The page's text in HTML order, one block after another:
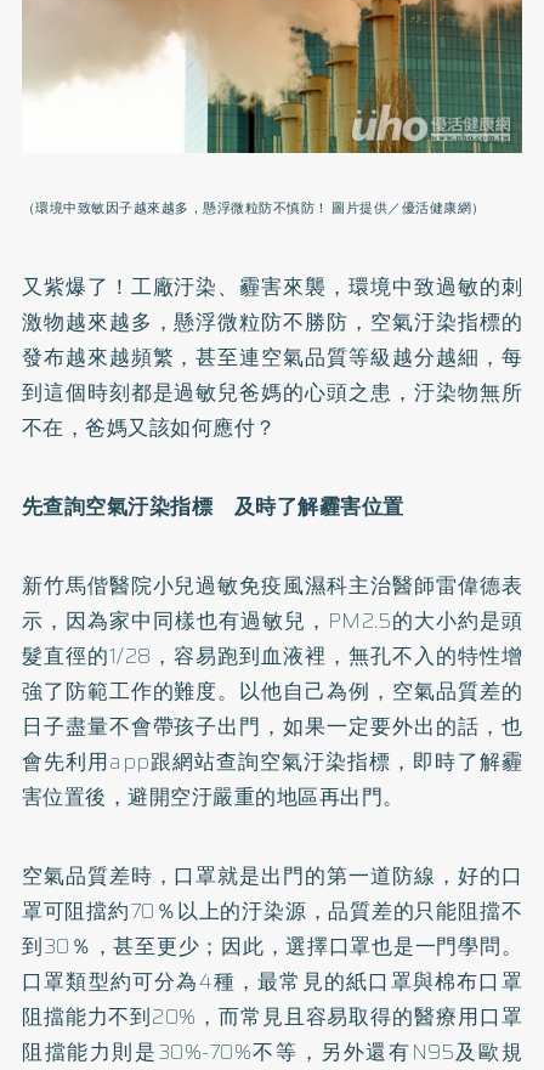
（環境中致敏因子越來越多，懸浮微粒防不慎防！ 圖片提供／優活健康網）
又紫爆了！工廠汙染、霾害來襲，環境中致過敏的刺
激物越來越多，懸浮微粒防不勝防，空氣汙染指標的
發布越來越頻繁，甚至連空氣品質等級越分越細，每
到這個時刻都是過敏兒爸媽的心頭之患，汙染物無所
不在，爸媽又該如何應付？
先查詢空氣汙染指標 及時了解霾害位置
新竹馬偕醫院小兒過敏免疫風濕科主治醫師雷偉德表
示，因為家中同樣也有過敏兒，PM2.5的大小約是頭
髮直徑的1/28，容易跑到血液裡，無孔不入的特性增
強了防範工作的難度。以他自己為例，空氣品質差的
日子盡量不會帶孩子出門，如果一定要外出的話，也
會先利用app跟網站查詢空氣汙染指標，即時了解霾
害位置後，避開空汙嚴重的地區再出門。
空氣品質差時，口罩就是出門的第一道防線，好的口
罩可阻擋約70％以上的汙染源，品質差的只能阻擋不
到30％，甚至更少；因此，選擇口罩也是一門學問。
口罩類型約可分為4種，最常見的紙口罩與棉布口罩
阻擋能力不到20%，而常見且容易取得的醫療用口罩
阻擋能力則是30%-70%不等，另外還有N95及歐規